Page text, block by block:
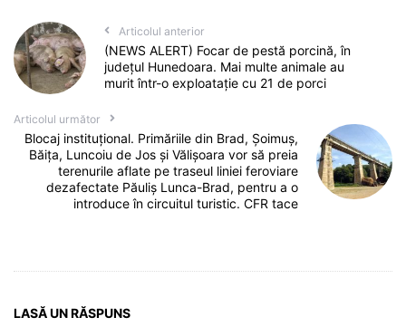
Articolul anterior
(NEWS ALERT) Focar de pestă porcină, în
județul Hunedoara. Mai multe animale au
murit într-o exploatație cu 21 de porci
Articolul următor
Blocaj instituțional. Primăriile din Brad, Șoimuș,
Băița, Luncoiu de Jos și Vălișoara vor să preia
terenurile aflate pe traseul liniei feroviare
dezafectate Păuliș Lunca-Brad, pentru a o
introduce în circuitul turistic. CFR tace
LASĂ UN RĂSPUNS